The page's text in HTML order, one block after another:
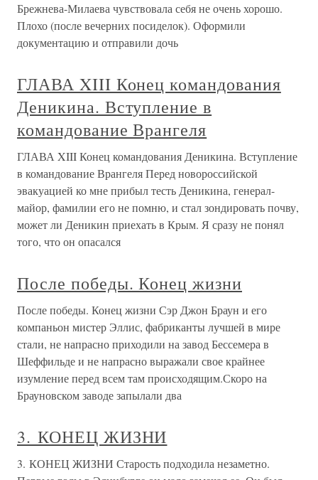
Брежнева-Милаева чувствовала себя не очень хорошо.
Плохо (после вечерних посиделок). Оформили
документацию и отправили дочь
ГЛАВА XIII Конец командования
Деникина. Вступление в
командование Врангеля
ГЛАВА XIII Конец командования Деникина. Вступление
в командование Врангеля Перед новороссийской
эвакуацией ко мне прибыл тесть Деникина, генерал-
майор, фамилии его не помню, и стал зондировать почву,
может ли Деникин приехать в Крым. Я сразу не понял
того, что он опасался
После победы. Конец жизни
После победы. Конец жизни Сэр Джон Браун и его
компаньон мистер Эллис, фабриканты лучшей в мире
стали, не напрасно приходили на завод Бессемера в
Шеффильде и не напрасно выражали свое крайнее
изумление перед всем там происходящим.Скоро на
Брауновском заводе запылали два
3. КОНЕЦ ЖИЗНИ
3. КОНЕЦ ЖИЗНИ Старость подходила незаметно.